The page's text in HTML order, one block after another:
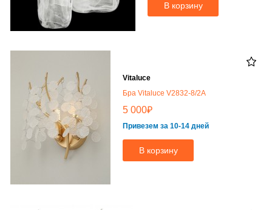
В корзину
Vitaluce
Бра Vitaluce V2832-8/2A
5 000₽
Привезем за 10-14 дней
В корзину